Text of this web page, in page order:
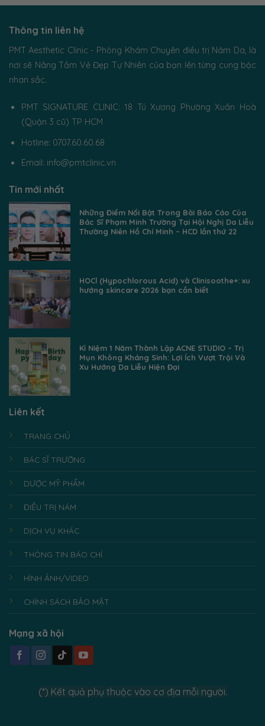
Thông tin liên hệ
PMT Aesthetic Clinic - Phòng Khám Chuyên điều trị Nám Da, là
nơi sẽ Nâng Tầm Vẻ Đẹp Tự Nhiên của bạn lên từng cung bậc
nhan sắc.
PMT SIGNATURE CLINIC: 18 Tú Xương Phường Xuân Hoà
(Quận 3 cũ) TP HCM
Hotline: 0707.60.60.68
Email: info@pmtclinic.vn
Tin mới nhất
Những Điểm Nổi Bật Trong Bài Báo Cáo Của
Bác Sĩ Phạm Minh Trường Tại Hội Nghị Da Liễu
Thường Niên Hồ Chí Minh – HCD lần thứ 22
HOCl (Hypochlorous Acid) và Clinisoothe+: xu
hướng skincare 2026 bạn cần biết
Kỉ Niệm 1 Năm Thành Lập ACNE STUDIO – Trị
Mụn Không Kháng Sinh: Lợi Ích Vượt Trội Và
Xu Hướng Da Liễu Hiện Đại
Liên kết
TRANG CHỦ
BÁC SĨ TRƯỜNG
DƯỢC MỸ PHẨM
ĐIỀU TRỊ NÁM
DỊCH VỤ KHÁC
THÔNG TIN BÁO CHÍ
HÌNH ẢNH/VIDEO
CHÍNH SÁCH BẢO MẬT
Mạng xã hội
(*) Kết quả phụ thuộc vào cơ địa mỗi người.